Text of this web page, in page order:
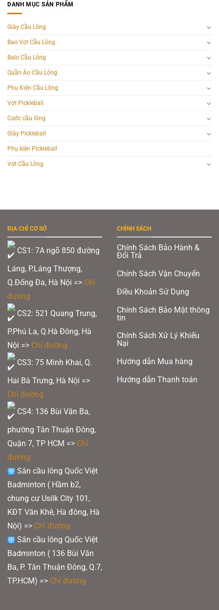
DANH MỤC SẢN PHẨM
Giày Cầu Lông
Bao Vợt Cầu Lông
Balo Cầu Lông
Quần Áo Cầu Lông
Phụ Kiện Cầu Lông
Vợt Pickleball
Cước cầu lông
Giày Pickleball
Phụ kiện Pickleball
Vợt Cầu Lông
ĐỊA CHỈ CƠ SỞ
CS1: 7A ngõ 850 đường
Láng, P.Láng Thượng,
Q.Đống Đa, Hà Nội => Chỉ
đường
CS2: 521 Quang Trung,
P.Phú La, Q.Hà Đông, Hà
Nội => Chỉ đường
CS3: 75 Minh Khai, Q.
Hai Bà Trưng, Hà Nội =>
Chỉ đường
CS4: 136 Bùi Văn Ba,
phường Tân Thuận Đông,
Quận 7, TP HCM => Chỉ
đường
Sân cầu lông Quốc Việt
Badminton ( Hầm b2,
chung cư Usilk City 101,
KĐT Văn Khê, Hà đông, Hà
Nội) => Chỉ đường
Sân cầu lông Quốc Việt
Badminton ( 136 Bùi Văn
Ba, P. Tân Thuận Đông, Q.7,
TP.HCM) => Chỉ đường
CHÍNH SÁCH
Chính Sách Bảo Hành &
Đổi Trả
Chính Sách Vận Chuyển
Điều Khoản Sử Dụng
Chính Sách Bảo Mật thông
tin
Chính Sách Xử Lý Khiếu
Nại
Hướng dẫn Mua hàng
Hướng dẫn Thanh toán